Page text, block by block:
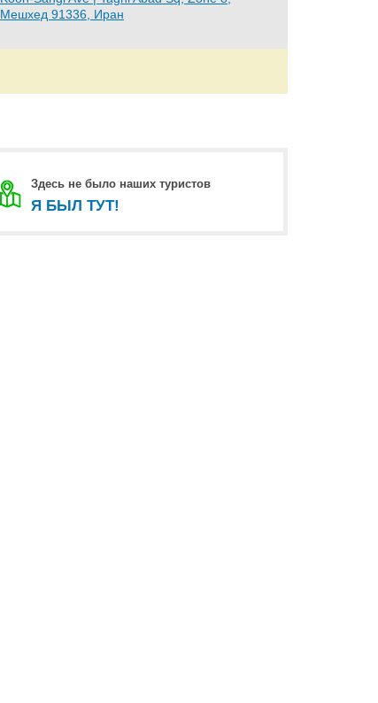
Мешхед 91336, Иран
Здесь не было наших туристов
Я БЫЛ ТУТ!